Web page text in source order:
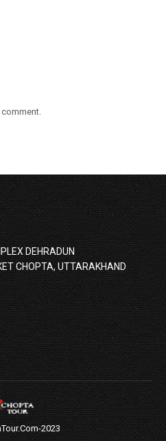
DEHRADUN
CHOPTA, UTTARAKHAND
2023